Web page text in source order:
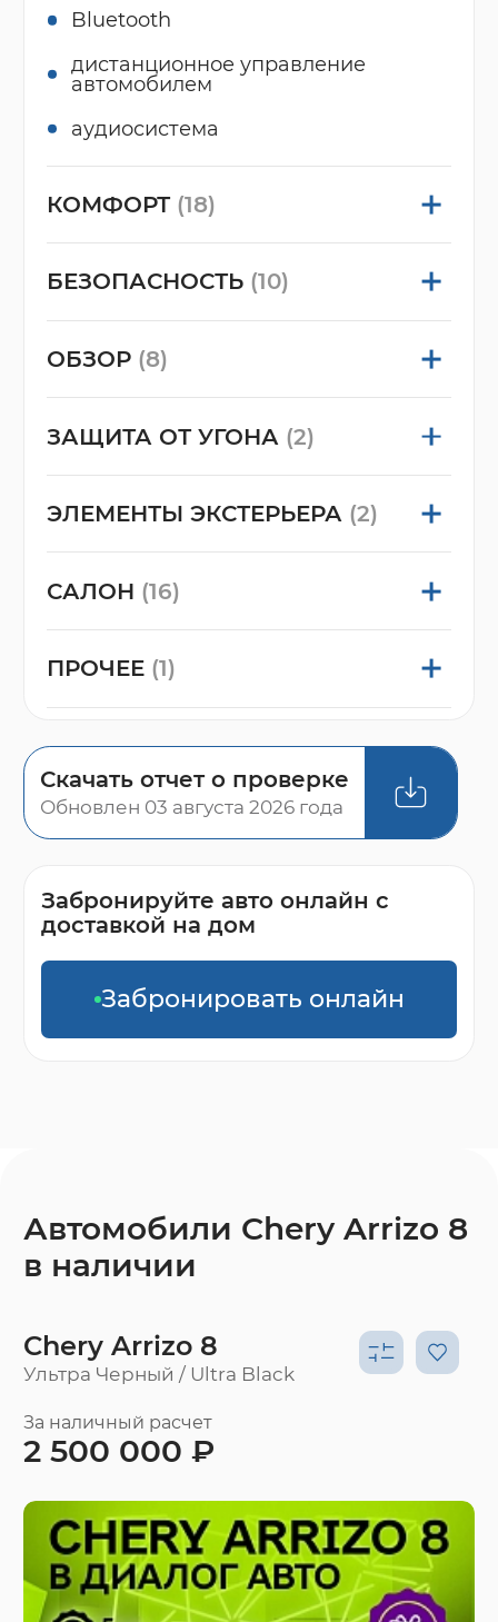
Bluetooth
дистанционное управление
автомобилем
аудиосистема
КОМФОРТ (18)
БЕЗОПАСНОСТЬ (10)
ОБЗОР (8)
ЗАЩИТА ОТ УГОНА (2)
ЭЛЕМЕНТЫ ЭКСТЕРЬЕРА (2)
САЛОН (16)
ПРОЧЕЕ (1)
Скачать отчет о проверке
Обновлен 03 августа 2026 года
Забронируйте авто онлайн с
доставкой на дом
Забронировать онлайн
Автомобили Chery Arrizo 8
в наличии
Chery Arrizo 8
Ультра Черный / Ultra Black
За наличный расчет
2 500 000 ₽